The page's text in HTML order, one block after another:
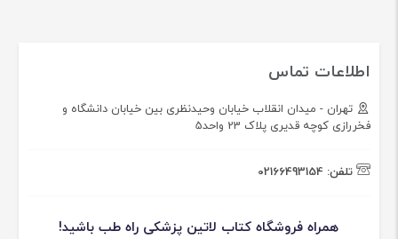
اطلاعات تماس
تهران - میدان انقلاب خیابان وحیدنظری بین خیابان دانشگاه و
فخررازی کوچه قدیری پلاک 23 واحد5
تلفن: 02166493154
همراه فروشگاه کتاب لاتین پزشکی راه طب باشید!